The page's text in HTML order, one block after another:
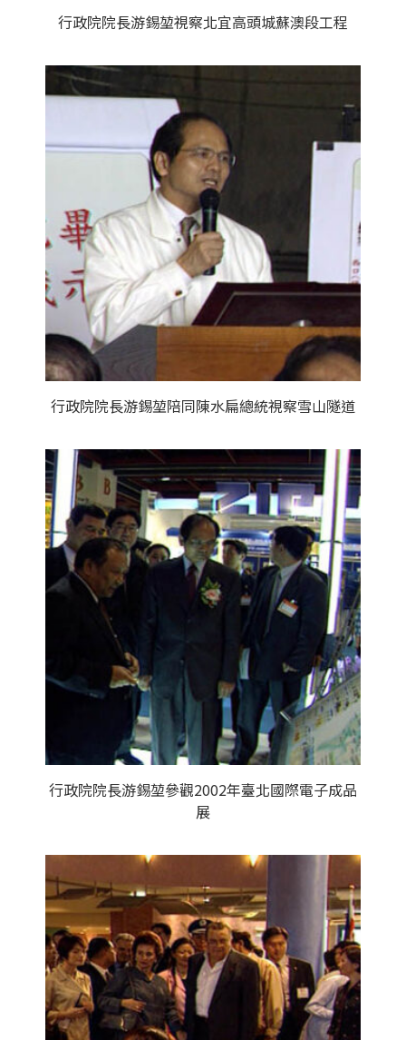
行政院院長游錫堃視察北宜高頭城蘇澳段工程
行政院院長游錫堃陪同陳水扁總統視察雪山隧道
行政院院長游錫堃參觀2002年臺北國際電子成品
展